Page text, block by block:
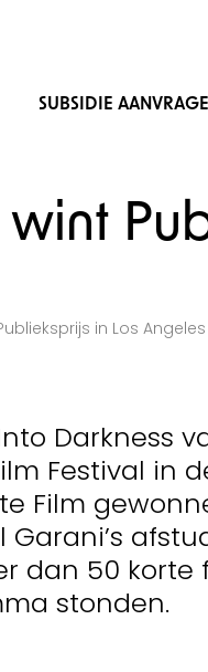
SUBSIDIE
in Los Angeles
Darkness
Festival in
Film
Garani’s
dan 50 korte
stonden.